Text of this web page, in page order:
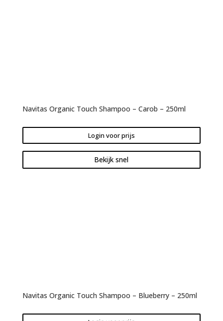
Navitas Organic Touch Shampoo – Carob – 250ml
Login voor prijs
Bekijk snel
Navitas Organic Touch Shampoo – Blueberry – 250ml